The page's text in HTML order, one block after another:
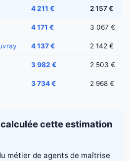
4 211 € 2 157 €
4 171 € 3 067 €
4 137 € 2 142 €
3 982 € 2 503 €
3 734 € 2 968 €
calculée cette estimation
métier de agents de maîtrise